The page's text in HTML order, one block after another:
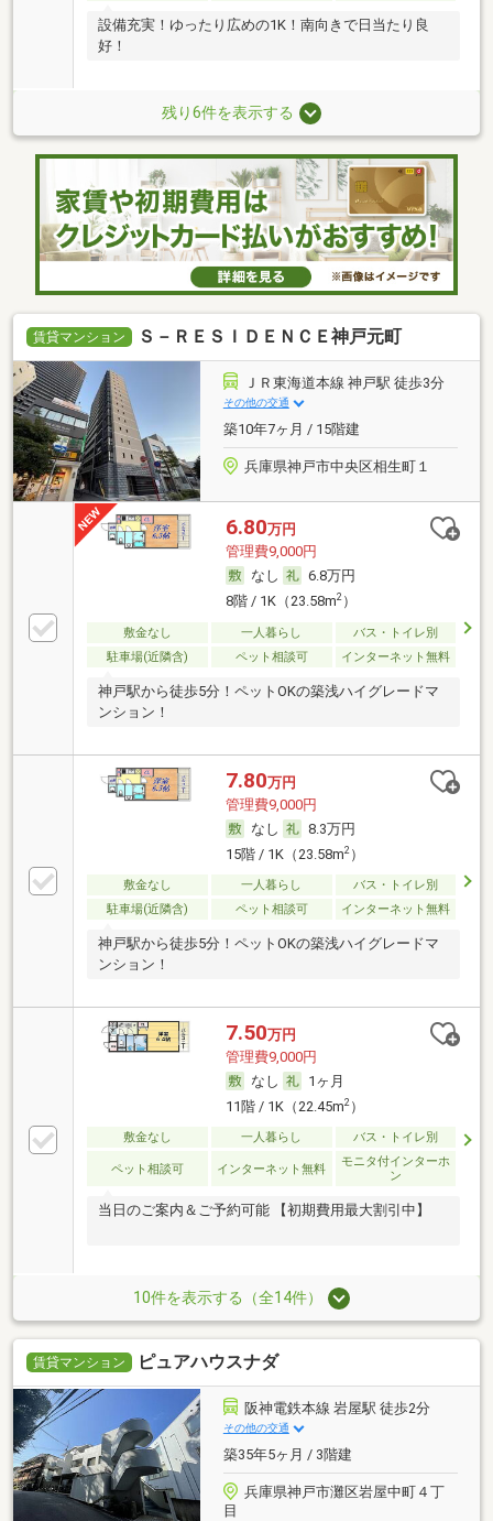
設備充実！ゆったり広めの1K！南向きで日当たり良
好！
残り6件を表示する
賃貸マンション Ｓ－ＲＥＳＩＤＥＮＣＥ神戸元町
ＪＲ東海道本線 神戸駅 徒歩3分
その他の交通
築10年7ヶ月 / 15階建
兵庫県神戸市中央区相生町１
6.80万円
管理費9,000円
なし
6.8万円
8階 / 1K（23.58m2）
敷金なし 一人暮らし
バス・トイレ別
駐車場(近隣含)
ペット相談可 インターネット無料
神戸駅から徒歩5分！ペットOKの築浅ハイグレードマ
ンション！
7.80万円
管理費9,000円
なし
8.3万円
15階 / 1K（23.58m2）
敷金なし 一人暮らし
バス・トイレ別
駐車場(近隣含)
ペット相談可 インターネット無料
神戸駅から徒歩5分！ペットOKの築浅ハイグレードマ
ンション！
7.50万円
管理費9,000円
なし
1ヶ月
11階 / 1K（22.45m2）
敷金なし 一人暮らし バス・トイレ別
ペット相談可 インターネット無料
モニタ付インターホ
ン
当日のご案内＆ご予約可能 【初期費用最大割引中】
10件を表示する（全14件）
賃貸マンション ピュアハウスナダ
阪神電鉄本線 岩屋駅 徒歩2分
その他の交通
築35年5ヶ月 / 3階建
兵庫県神戸市灘区岩屋中町４丁
目